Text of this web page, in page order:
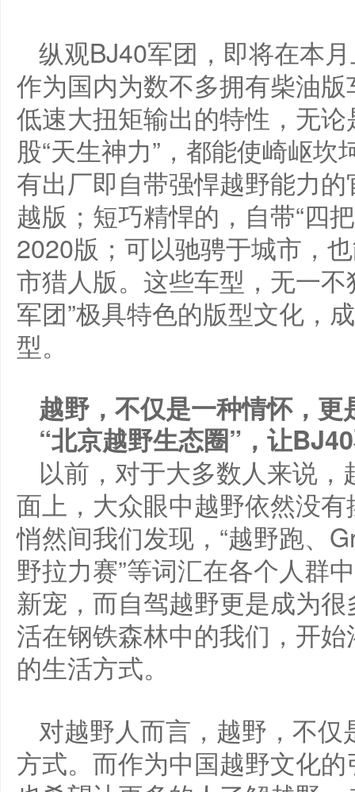
纵观BJ40军团，即将在本
作为国内为数不多拥有柴油
低速大扭矩输出的特性，无
股“天生神力”，都能使崎岖
有出厂即自带强悍越野能力
越版；短巧精悍的，自带“四
2020版；可以驰骋于城市，
市猎人版。这些车型，无一
军团”极具特色的版型文化，
型。
越野，不仅是一种情怀，更
“北京越野生态圈”，让
以前，对于大多数人来说，
面上，大众眼中越野依然没有
悄然间我们发现，“越野跑、
野拉力赛”等词汇在各个人群
新宠，而自驾越野更是成为
活在钢铁森林中的我们，开
的生活方式。
对越野人而言，越野，不
方式。而作为中国越野文化